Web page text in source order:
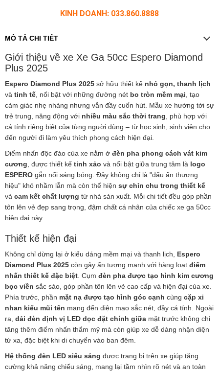
KINH DOANH: 033.860.8888
MÔ TẢ CHI TIẾT
Giới thiệu về xe Xe Ga 50cc Espero Diamond
Plus 2025
Espero Diamond Plus 2025 sở hữu thiết kế nhỏ gọn, thanh lịch
và tinh tế , nổi bật với những đường nét bo tròn mềm mại , tạo
cảm giác nhẹ nhàng nhưng vẫn đầy cuốn hút. Mẫu xe hướng tới sự
trẻ trung, năng động với nhiều màu sắc thời trang , phù hợp với
cá tính riêng biệt của từng người dùng – từ học sinh, sinh viên cho
đến người đi làm yêu thích phong cách hiện đại.
Điểm nhấn độc đáo của xe nằm ở đèn pha phong cách vát kim
cương , được thiết kế tinh xảo và nổi bật giữa trung tâm là logo
ESPERO gắn nổi sáng bóng. Đây không chỉ là "dấu ấn thương
hiệu" khó nhầm lẫn mà còn thể hiện sự chỉn chu trong thiết kế
và cam kết chất lượng từ nhà sản xuất. Mỗi chi tiết đều góp phần
tôn lên vẻ đẹp sang trọng, đậm chất cá nhân của chiếc xe ga 50cc
hiện đại này.
Thiết kế hiện đại
Không chỉ dừng lại ở kiểu dáng mềm mại và thanh lịch, Espero
Diamond Plus 2025 còn gây ấn tượng mạnh với hàng loạt điểm
nhấn thiết kế đặc biệt . Cụm đèn pha được tạo hình kim cương
bọc viền sắc sảo, góp phần tôn lên vẻ cao cấp và hiện đại của xe.
Phía trước, phần mặt nạ được tạo hình góc cạnh cùng cặp xi
nhan kiểu mũi tên mang đến diện mạo sắc nét, đầy cá tính. Ngoài
ra, dải đèn định vị LED dọc đặt chính giữa mặt trước không chỉ
tăng thêm điểm nhấn thẩm mỹ mà còn giúp xe dễ dàng nhận diện
từ xa, đặc biệt khi di chuyển vào ban đêm.
Hệ thống đèn LED siêu sáng được trang bị trên xe giúp tăng
cường khả năng chiếu sáng, mang lại tầm nhìn rõ nét và an toàn